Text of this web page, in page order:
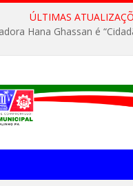
ÚLTIMAS
Hana Ghassan é